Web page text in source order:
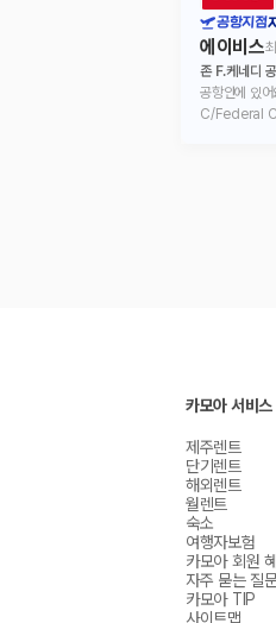
공항지점
에이비스
존 F.케네디
공항안에 있
C/Federal
카모아 서비스
제주렌트
단기렌트
해외렌트
월렌트
숙소
여행자보험
카모아 회원
자주 묻는 질
카모아 TIP
사이트맵